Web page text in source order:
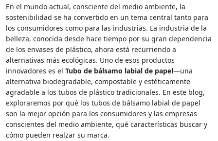
En el mundo actual, consciente del medio ambiente, la
sostenibilidad se ha convertido en un tema central tanto para
los consumidores como para las industrias. La industria de la
belleza, conocida desde hace tiempo por su gran dependencia
de los envases de plástico, ahora está recurriendo a
alternativas más ecológicas. Uno de esos productos
innovadores es el Tubo de bálsamo labial de papel—una
alternativa biodegradable, compostable y estéticamente
agradable a los tubos de plástico tradicionales. En este blog,
exploraremos por qué los tubos de bálsamo labial de papel
son la mejor opción para los consumidores y las empresas
conscientes del medio ambiente, qué características buscar y
cómo pueden realzar su marca.